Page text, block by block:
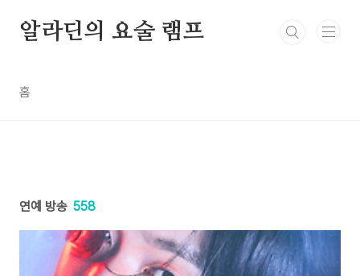
알라딘의 요술 램프
홈
연예 방송 558